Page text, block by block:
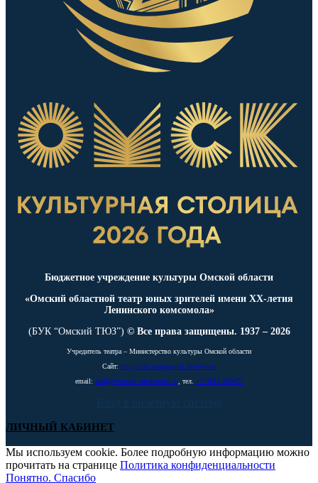
Бюджетное учреждение культуры Омской области
«Омский областной театр юных зрителей имени ХХ-летия
Ленинского комсомола»
(БУК “Омский ТЮЗ”) © Все права защищены. 1937 – 2026
Учредитель театра – Министерство культуры Омской области
Сайт: http://mkt.omskportal.ru/oiv/mkt
email: mail@mincult.omskportal.ru, тел. +7-3812-200627
ЛИЧНЫЙ КАБИНЕТ
Мы используем cookie. Более подробную информацию можно
прочитать на странице Политика конфиденциальности
Понятно. Спасибо